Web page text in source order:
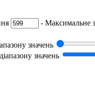
- Максимальне
значень
значень